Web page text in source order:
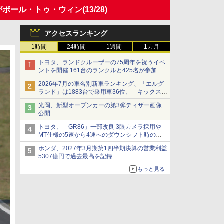
ール・トゥ・ウィン(13/28)
アクセスランキング
1時間 24時間 1週間 1カ月
トヨタ、ランドクルーザーの75周年を祝うイベ
ントを開催 161台のランクルと425名が参加
2026年7月の車名別新車ランキング、「エルグ
ランド」は1883台で乗用車36位、「キックス」
は2591台で27位に
光岡、新型オープンカーの第3弾ティザー画像
公開
トヨタ、「GR86」一部改良 3眼カメラ採用や
MT仕様の5速から4速へのダウンシフト時の操
作性向上など
ホンダ、2027年3月期第1四半期決算の営業利益
5307億円で過去最高を記録
もっと見る